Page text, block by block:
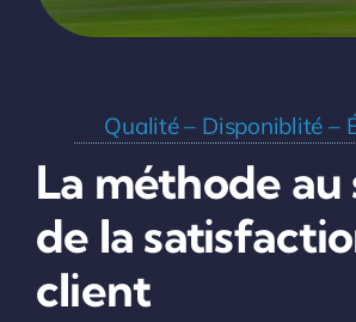
Qualité – Disponiblité –
La méthode
de la
client